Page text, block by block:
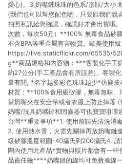
愛心)。3.奶嘴鏈珠珠的色系/形狀/大小,
(我們也可以幫您配色喲，只要跟我們說
拍照私訊給您確認，確認好才會出貨哦
次數，每次50元）**100% 無毒食品矽
不含BPA等重金屬有害物質。歐美使用
https://live.staticflickr.com/65535/
g**商品規格和內容物：***客製化手工
約27公分(手工產品會有所誤差)。客製
量有關, *名字越多彩色珠珠越少*仿麂
材質：**100%食用級矽膠，無毒無味
當奶嘴夾在安全帶或者衣服上防止掉落
奶嘴/玩具奶嘴鏈和固齒器可供寶寶咀嚼
台灣**重要事項**1. 使用前請先清洗消
2. 使用熱水燙，火需先關掉再放奶嘴鏈
級矽膠溫度範圍-40攝氏到200攝氏4.
圍內使用此產品*實物與照片都會有一
品責任險****奶嘴鏈的線均可免費換線